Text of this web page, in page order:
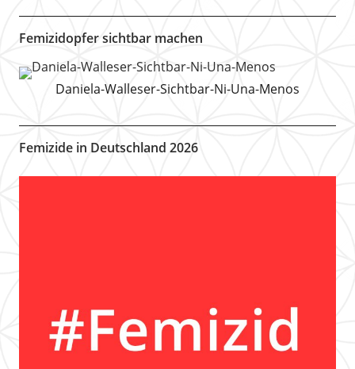
Femizidopfer sichtbar machen
Daniela-Walleser-Sichtbar-Ni-Una-Menos
Femizide in Deutschland 2026